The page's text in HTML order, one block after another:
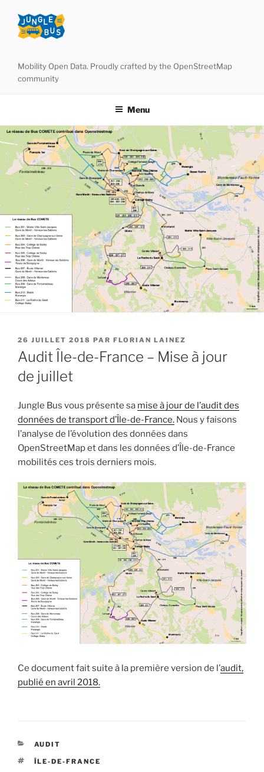
contenu
Mobility Open Data. Proudly crafted by the OpenStreetMap
community
Menu
PUBLIÉ
LE
26 JUILLET 2018 PAR FLORIAN LAINEZ
Audit Île-de-France – Mise à jour
de juillet
Jungle Bus vous présente sa mise à jour de l’audit des
données de transport d’Île-de-France. Nous y faisons
l’analyse de l’évolution des données dans
OpenStreetMap et dans les données d’Île-de-France
mobilités ces trois derniers mois.
Ce document fait suite à la première version de l’audit,
publié en avril 2018.
CATÉGORIES
AUDIT
ÉTIQUETTES
ÎLE-DE-FRANCE